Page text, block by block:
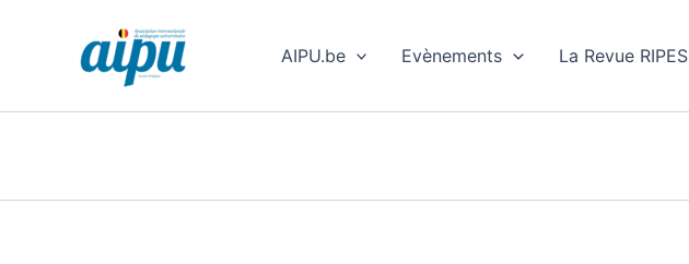
AIPU.be Evènements La Revue RIPES